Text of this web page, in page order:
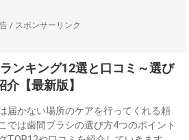
/ スポンサーリンク
ンキング12選と口コミ～選び
【最新版】
届かない場所のケアを行ってくれる頼
では歯間ブラシの選び方4つのポイント